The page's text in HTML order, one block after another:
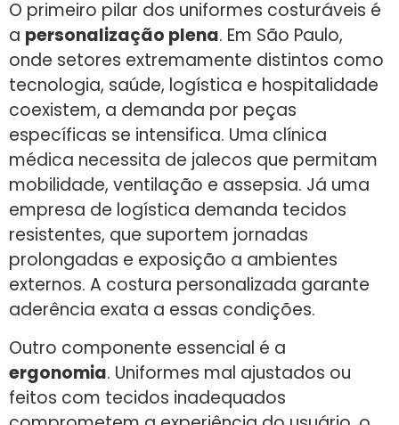
O primeiro pilar dos uniformes costuráveis é
a personalização plena. Em São Paulo,
onde setores extremamente distintos como
tecnologia, saúde, logística e hospitalidade
coexistem, a demanda por peças
específicas se intensifica. Uma clínica
médica necessita de jalecos que permitam
mobilidade, ventilação e assepsia. Já uma
empresa de logística demanda tecidos
resistentes, que suportem jornadas
prolongadas e exposição a ambientes
externos. A costura personalizada garante
aderência exata a essas condições.
Outro componente essencial é a
ergonomia. Uniformes mal ajustados ou
feitos com tecidos inadequados